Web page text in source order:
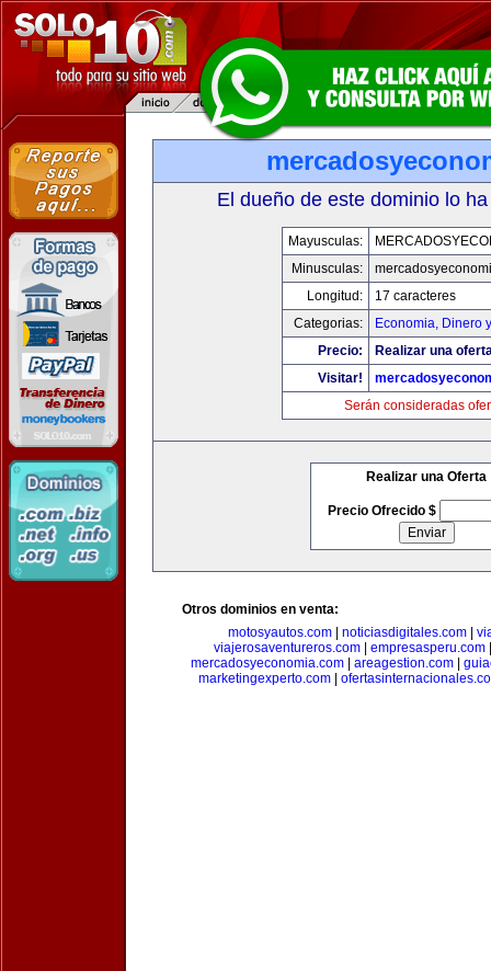
El dueño de este dominio lo
Mayusculas:
Minusculas:
Longitud:
17 caracteres
Categorias:
Economia, Dinero
Precio:
Realizar una
Visitar!
Serán consideradas
Realizar una Oferta
Precio Ofrecido $
Otros dominios en venta:
motosyautos.com
noticiasdigitales.com
viajerosaventureros.com| empresasperu.com
mercadosyeconomia.com
areagestion.com
marketingexperto.com